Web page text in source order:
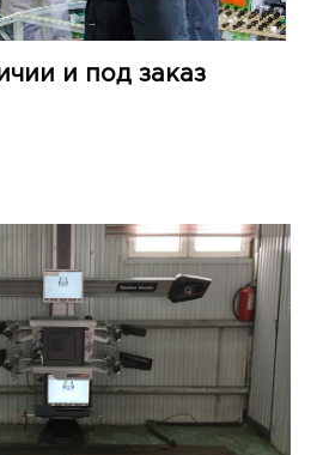
и под заказ